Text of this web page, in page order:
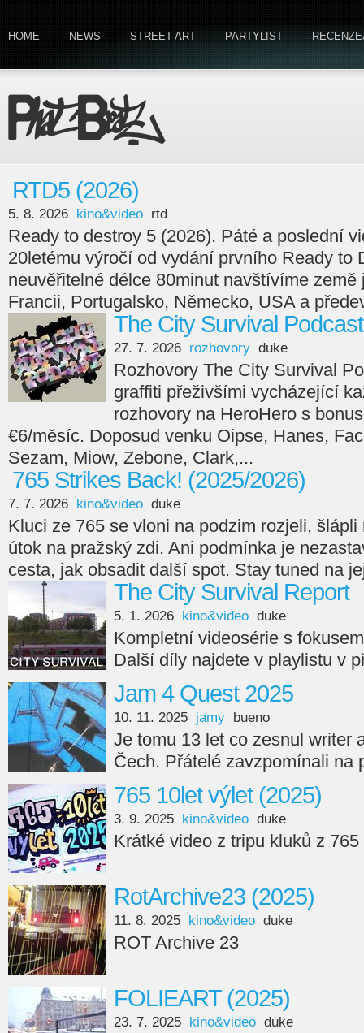
HOME NEWS STREET ART PARTYLIST
RTD5 (2026)
5. 8. 2026 kino&video rtd
Ready to destroy 5 (2026). Páté a poslední
20letému výročí od vydání prvního Ready to
neuvěřitelné délce 80minut navštívíme
Francii, Portugalsko, Německo, USA a
The City Survival Podcast
27. 7. 2026 rozhovory duke
Rozhovory The City Survival
graffiti přeživšími vycházející
rozhovory na HeroHero s
€6/měsíc. Doposud venku Oipse, Hanes,
Sezam, Miow, Zebone, Clark,...
765 Strikes Back! (2025/2026)
7. 7. 2026 kino&video duke
Kluci ze 765 se vloni na podzim rozjeli,
útok na pražský zdi. Ani podmínka je
cesta, jak obsadit další spot. Stay tuned na
The City Survival Report
5. 1. 2026 kino&video duke
Kompletní videosérie s
Další díly najdete v playlistu v
Jam 4 Quest 2025
10. 11. 2025 jamy bueno
Je tomu 13 let co zesnul writer
Čech. Přátelé zavzpomínali na
765 10let výlet (2025)
3. 9. 2025 kino&video duke
Krátké video z tripu kluků z
RotArchive23 (2025)
11. 8. 2025 kino&video duke
ROT Archive 23
FOLIEART (2025)
23. 7. 2025 kino&video duke